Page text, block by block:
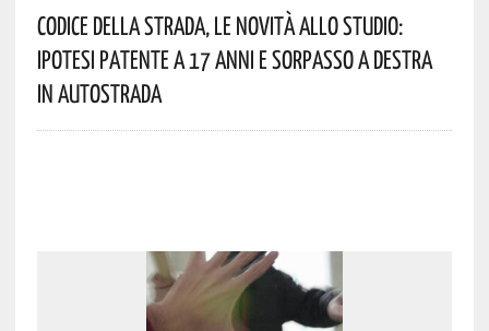
Codice Della Strada, Le Novità Allo Studio:
Ipotesi Patente A 17 Anni E Sorpasso A Destra
In Autostrada